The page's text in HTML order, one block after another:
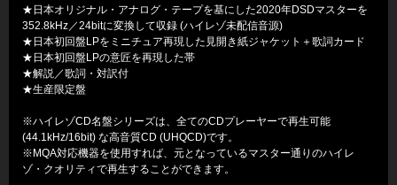
★日本オリジナル・アナログ・テープを基にした2020年DSDマスターを
352.8kHz／24bitに変換して収録 (ハイレゾ未配信音源)
★日本初回盤LPをミニチュア再現した見開き紙ジャケット＋歌詞カード
★日本初回盤LPの意匠を再現した帯
★解説／歌詞・対訳付
★生産限定盤
※ハイレゾCD名盤シリーズは、全てのCDプレーヤーで再生可能
(44.1kHz/16bit) な高音質CD (UHQCD)です。
※MQA対応機器を使用すれば、元となっているマスター通りのハイレ
ゾ・クオリティで再生することができます。